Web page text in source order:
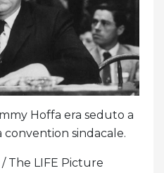
Hoffa era seduto a
sindacale.
The LIFE Picture